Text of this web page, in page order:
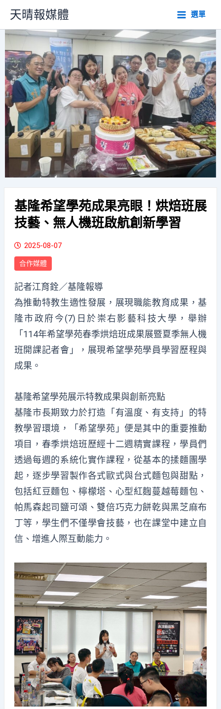
主
內
容
天晴報媒體 選單
基隆希望學苑成果亮眼！烘焙班展
技藝、無人機班啟航創新學習
2025-08-07
合作媒體
記者江育銓／基隆報導
為推動特教生適性發展，展現職能教育成果，基
隆市政府今(7)日於崇右影藝科技大學，舉辦
「114年希望學苑春季烘焙班成果展暨夏季無人機
班開課記者會」，展現希望學苑學員學習歷程與
成果。
基隆希望學苑展示特教成果與創新亮點
基隆市長期致力於打造「有溫度、有支持」的特
教學習環境，「希望學苑」便是其中的重要推動
項目，春季烘焙班歷經十二週精實課程，學員們
透過每週的系統化實作課程，從基本的揉麵團學
起，逐步學習製作各式歐式與台式麵包與甜點，
包括紅豆麵包、檸檬塔、心型紅麴蔓越莓麵包、
帕馬森起司鹽可頌、雙倍巧克力餅乾與黑芝麻布
丁等，學生們不僅學會技藝，也在課堂中建立自
信、增進人際互動能力。